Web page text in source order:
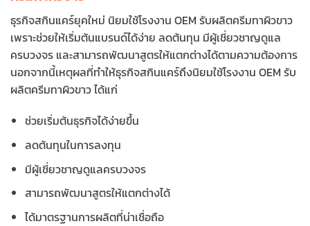
ธุรกิจสกินแคร์ยุคใหม่ นิยมใช้โรงงาน OEM รับผลิตครีมทาผิวขาว
เพราะช่วยให้เริ่มต้นแบรนด์ได้ง่าย ลดต้นทุน มีผู้เชี่ยวชาญดูแล
ครบวงจร และสามารถพัฒนาสูตรให้แตกต่างได้ตามความต้องการ
นอกจากนี้เหตุผลที่ทำให้ธุรกิจสกินแคร์ถึงนิยมใช้โรงงาน OEM รับ
ผลิตครีมทาผิวขาว ได้แก่
ช่วยเริ่มต้นธุรกิจได้ง่ายขึ้น
ลดต้นทุนในการลงทุน
มีผู้เชี่ยวชาญดูแลครบวงจร
สามารถพัฒนาสูตรให้แตกต่างได้
ได้มาตรฐานการผลิตที่น่าเชื่อถือ